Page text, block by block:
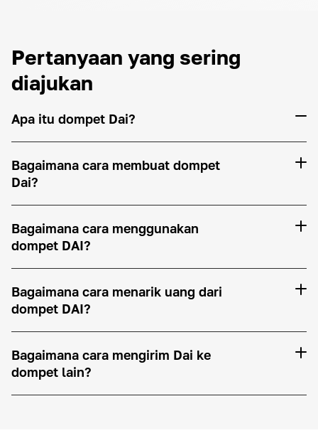
Pertanyaan yang sering
diajukan
Apa itu dompet Dai?
Bagaimana cara membuat dompet
Dai?
Bagaimana cara menggunakan
dompet DAI?
Bagaimana cara menarik uang dari
dompet DAI?
Bagaimana cara mengirim Dai ke
dompet lain?